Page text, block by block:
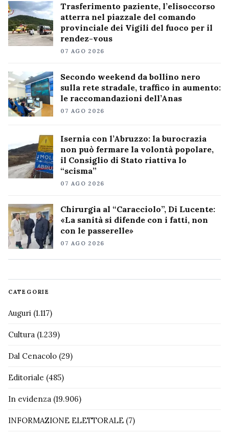
Trasferimento paziente, l’elisoccorso
atterra nel piazzale del comando
provinciale dei Vigili del fuoco per il
rendez-vous
07 AGO 2026
Secondo weekend da bollino nero
sulla rete stradale, traffico in aumento:
le raccomandazioni dell’Anas
07 AGO 2026
Isernia con l’Abruzzo: la burocrazia
non può fermare la volontà popolare,
il Consiglio di Stato riattiva lo
“scisma”
07 AGO 2026
Chirurgia al “Caracciolo”, Di Lucente:
«La sanità si difende con i fatti, non
con le passerelle»
07 AGO 2026
CATEGORIE
Auguri (1.117)
Cultura (1.239)
Dal Cenacolo (29)
Editoriale (485)
In evidenza (19.906)
INFORMAZIONE ELETTORALE (7)